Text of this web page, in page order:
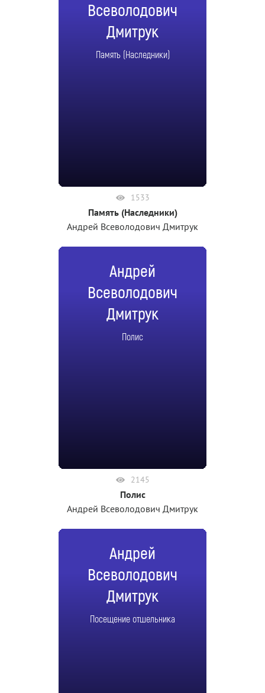
Всеволодович
Дмитрук
Память (Наследники)
1533
Память (Наследники)
Андрей Всеволодович Дмитрук
Андрей
Всеволодович
Дмитрук
Полис
2145
Полис
Андрей Всеволодович Дмитрук
Андрей
Всеволодович
Дмитрук
Посещение отшельника